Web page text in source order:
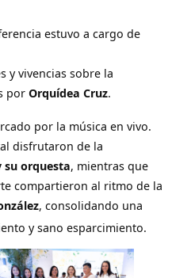
estuvo a cargo de
y vivencias sobre la
por Orquídea Cruz.
por la música en vivo.
disfrutaron de la
su orquesta, mientras que
compartieron al ritmo de la
, consolidando una
y sano esparcimiento.